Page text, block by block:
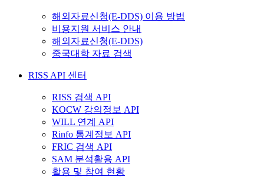
해외자료신청(E-DDS) 이용 방법
비용지원 서비스 안내
해외자료신청(E-DDS)
중국대학 자료 검색
RISS API 센터
RISS 검색 API
KOCW 강의정보 API
WILL 연계 API
Rinfo 통계정보 API
FRIC 검색 API
SAM 분석활용 API
활용 및 참여 현황